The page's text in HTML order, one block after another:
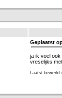
Geplaatst
ja ik voel ook
vreselijks
Laatst bewerkt